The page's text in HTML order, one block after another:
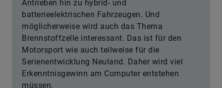
Wo sehen Sie Einsatzbereiche in der Zukunft?
Nach wie vor bei dem Wandel von klassischen
Antrieben hin zu hybrid- und
batterieelektrischen Fahrzeugen. Und
möglicherweise wird auch das Thema
Brennstoffzelle interessant. Das ist für den
Motorsport wie auch teilweise für die